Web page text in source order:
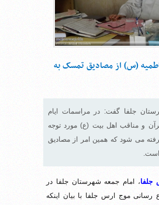
(س) از مصادیق تمسک به
جلفا گفت: در مراسمات ایام
و مناقب اهل بیت (ع) مورد توجه
می شود که همین امر از مصادیق
است.
جلفا، امام جمعه شهرستان جلفا در
رسانی موج ارس جلفا با بیان اینکه